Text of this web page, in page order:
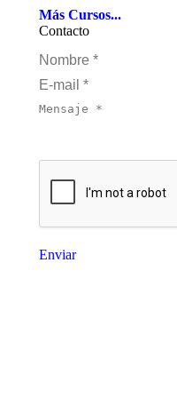
Más Cursos...
Contacto
Nombre *
E-mail *
Mensaje *
Enviar